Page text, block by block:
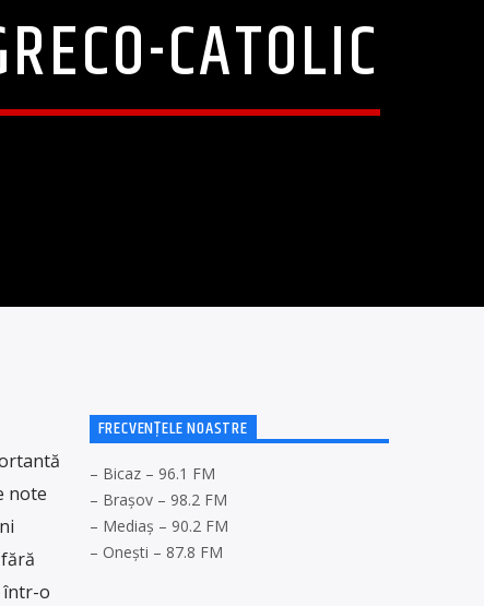
CATOLIC
note
într-o
FRECVENȚELE NOASTRE
– Bicaz – 96.1 FM
– Brașov – 98.2 FM
– Mediaș – 90.2 FM
– Onești – 87.8 FM